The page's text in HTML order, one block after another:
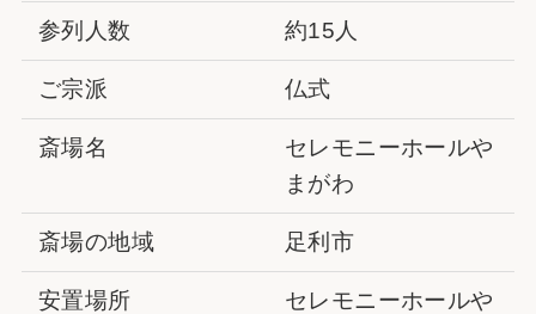
参列人数 約15人
ご宗派 仏式
斎場名
セレモニーホールや
まがわ
斎場の地域 足利市
安置場所
セレモニーホールや